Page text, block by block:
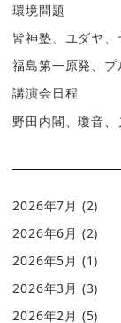
環境問題
皆神塾、ユダヤ
福島第一原発、
講演会日程
野田内閣、瓊音
2026年7月 (2)
2026年6月 (2)
2026年5月 (1)
2026年3月 (3)
2026年2月 (5)